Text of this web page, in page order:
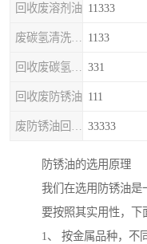
回收废溶剂油 11333
1133
331
回收废防锈油 111
33333
防锈油的选用原理
我们在选用防锈油是
要按照其实用性，下
1、 按金属品种，不